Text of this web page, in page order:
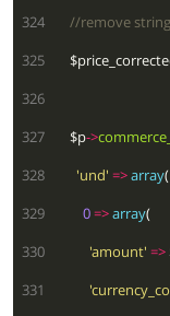
324
325
326
327
    $p
->
328
'und'=>array(
329
0=>array(
330
'amount'=>
331